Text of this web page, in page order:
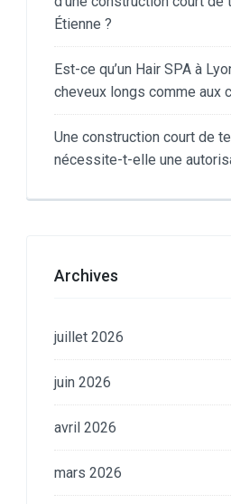
Étienne ?
Est-ce qu’un Hair SPA à
cheveux longs comme aux
Une construction court de
nécessite-t-elle une
Archives
juillet 2026
juin 2026
avril 2026
mars 2026